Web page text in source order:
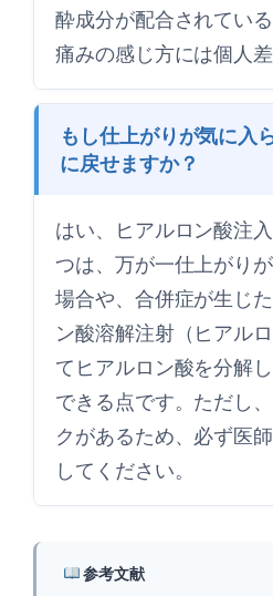
酔成分が配合されてい
痛みの感じ方には個人差
もし仕上がりが気に入
に戻せますか？
はい、ヒアルロン酸注
つは、万が一仕上がり
場合や、合併症が生じ
ン酸溶解注射（ヒアル
てヒアルロン酸を分解
できる点です。ただし
クがあるため、必ず医
してください。
参考文献